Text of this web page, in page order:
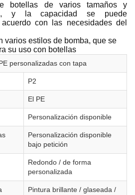
botellas de varios tamaños y
y la capacidad se puede
con las necesidades del
varios estilos de bomba, que se
su uso con botellas
personalizadas con tapa
P2
El PE
Personalización disponible
Personalización disponible
bajo petición
Redondo / de forma
personalizada
Pintura brillante / glaseada /